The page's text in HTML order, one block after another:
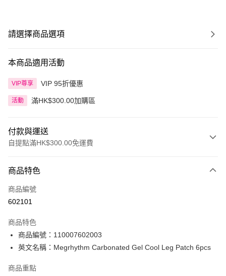
請選擇商品選項
本商品適用活動
VIP尊享 VIP 95折優惠
活動 滿HK$300.00加購區
付款與運送
自提點滿HK$300.00免運費
信用卡
Apple Pay
PayMe
WeChat Pay
BoC Pay
商品特色
商品編號
602101
商品特色
商品編號：110007602003
英文名稱：Megrhythm Carbonated Gel Cool Leg Patch 6pcs
商品重點